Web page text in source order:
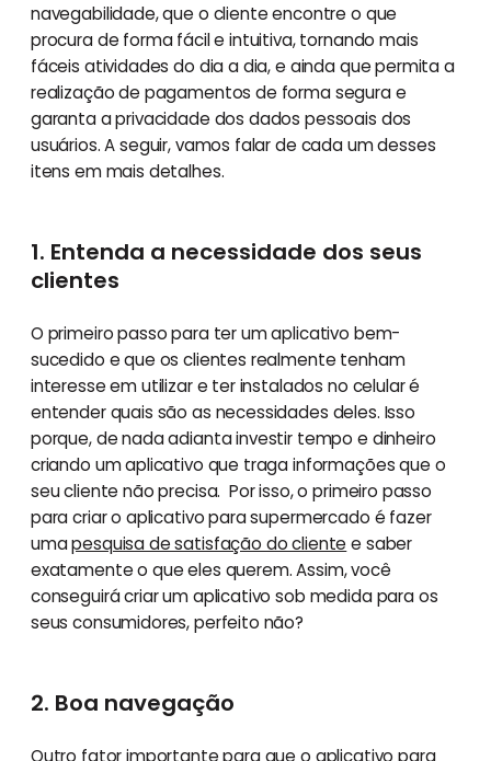
navegabilidade, que o cliente encontre o que
procura de forma fácil e intuitiva, tornando mais
fáceis atividades do dia a dia, e ainda que permita a
realização de pagamentos de forma segura e
garanta a privacidade dos dados pessoais dos
usuários. A seguir, vamos falar de cada um desses
itens em mais detalhes.
1. Entenda a necessidade dos seus
clientes
O primeiro passo para ter um aplicativo bem-
sucedido e que os clientes realmente tenham
interesse em utilizar e ter instalados no celular é
entender quais são as necessidades deles. Isso
porque, de nada adianta investir tempo e dinheiro
criando um aplicativo que traga informações que o
seu cliente não precisa. Por isso, o primeiro passo
para criar o aplicativo para supermercado é fazer
umapesquisa de satisfação do cliente e saber
exatamente o que eles querem. Assim, você
conseguirá criar um aplicativo sob medida para os
seus consumidores, perfeito não?
2. Boa navegação
Outro fator importante para que o aplicativo para